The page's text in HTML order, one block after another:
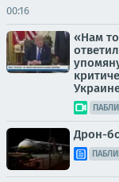
00:16
«Нам
Дрон-